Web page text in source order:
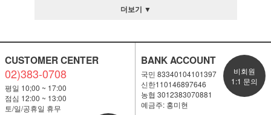
더보기 ▼
CUSTOMER CENTER
02)383-0708
평일 10;00 ~ 17:00
점심 12:00 ~ 13:00
토/일/공휴일 휴무
BANK ACCOUNT
국민 83340104101397
신한110146897646
농협 3012383070881
예금주: 홍미현
비회원
1:1 문의